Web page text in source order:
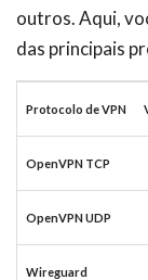
outros. Aqui,
das principais
Protocolo de VPN
OpenVPN TCP
OpenVPN UDP
Wireguard